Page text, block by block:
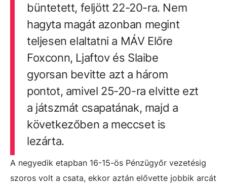
büntetett, feljött 22-20-ra. Nem
hagyta magát azonban megint
teljesen elaltatni a MÁV Előre
Foxconn, Ljaftov és Slaibe
gyorsan bevitte azt a három
pontot, amivel 25-20-ra elvitte ezt
a játszmát csapatának, majd a
következőben a meccset is
lezárta.
A negyedik etapban 16-15-ös Pénzügyőr vezetésig
szoros volt a csata, ekkor aztán elővette jobbik arcát